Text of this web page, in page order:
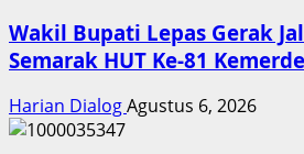
Wakil Bupati Lepas Gerak
Semarak HUT Ke-81
Harian DialogAgustus 6, 2026